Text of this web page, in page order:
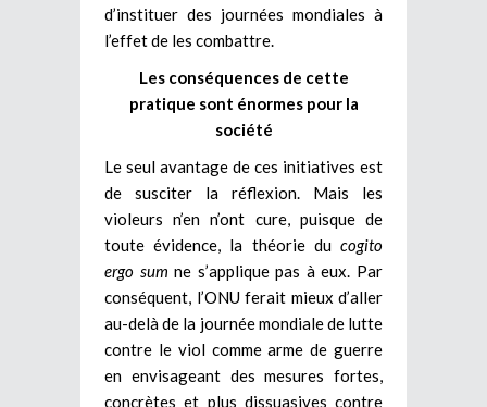
d’instituer des journées mondiales à
l’effet de les combattre.
Les conséquences de cette
pratique sont énormes pour la
société
Le seul avantage de ces initiatives est
de susciter la réflexion. Mais les
violeurs n’en n’ont cure, puisque de
toute évidence, la théorie du cogito
ergo sum ne s’applique pas à eux. Par
conséquent, l’ONU ferait mieux d’aller
au-delà de la journée mondiale de lutte
contre le viol comme arme de guerre
en envisageant des mesures fortes,
concrètes et plus dissuasives contre